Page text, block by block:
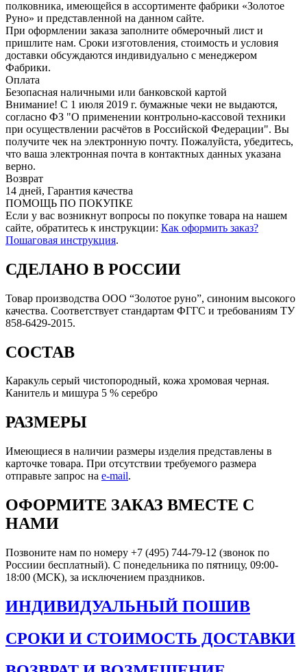
полковника, имеющейся в ассортименте фабрики «Золотое
Руно» и представленной на данном сайте.
При оформлении заказа заполните обмерочный лист и
пришлите нам. Сроки изготовления, стоимость и условия
доставки обсуждаются индивидуально с менеджером
Фабрики.
Оплата
Безопасная наличными или банковской картой
Внимание! С 1 июля 2019 г. бумажные чеки не выдаются,
согласно ФЗ "О применении контрольно-кассовой техники
при осуществлении расчётов в Российской Федерации". Вы
получите чек на электронную почту. Пожалуйста, убедитесь,
что ваша электронная почта в контактных данных указана
верно.
Возврат
14 дней, Гарантия качества
ПОМОЩЬ ПО ПОКУПКЕ
Если у вас возникнут вопросы по покупке товара на нашем
сайте, обратитесь к инструкции: Как оформить заказ?
Пошаговая инструкция.
СДЕЛАНО В РОССИИ
Товар производства ООО “Золотое руно”, синоним высокого
качества. Соответствует стандартам ФГГС и требованиям ТУ
858-6429-2015.
СОСТАВ
Каракуль серый чистопородный, кожа хромовая черная.
Канитель и мишура 5 % серебро
РАЗМЕРЫ
Имеющиеся в наличии размеры изделия представлены в
карточке товара. При отсутствии требуемого размера
отправьте запрос на e-mail.
ОФОРМИТЕ ЗАКАЗ ВМЕСТЕ С
НАМИ
Позвоните нам по номеру +7 (495) 744-79-12 (звонок по
Россиии бесплатный). С понедельника по пятницу, 09:00-
18:00 (МСК), за исключением праздников.
ИНДИВИДУАЛЬНЫЙ ПОШИВ
СРОКИ И СТОИМОСТЬ ДОСТАВКИ